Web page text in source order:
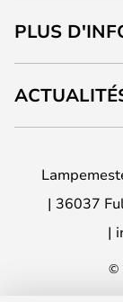
PLUS
36037
©